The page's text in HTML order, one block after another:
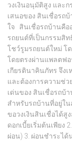
วงเงินอนุมัติสูง และ
เสนอของ สินเชื่อรถ
ใจ สินเชื่อรถบ้านคือ
รถยนต์ที่เป็นกรรมสิ
โชว์รูมรถยนต์ใหม่ โด
โดยตรงผ่านแพลตฟ
เกียรตินาคินภัทร จึง
และต้องการความช่ว
เด่นของ สินเชื่อรถบ้
สำหรับรถบ้านที่อยู่ใ
ขอวงเงินสินเชื่อได้สู
ดอกเบี้ยเริ่มต้นเพียง
ผ่อน) 3. ผ่อนชำระได้